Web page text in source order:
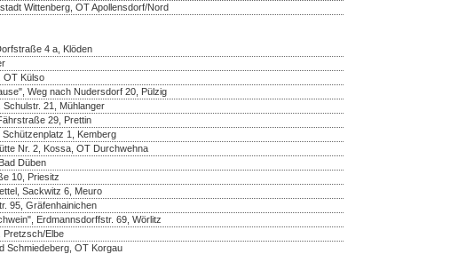
Wittenberg, OT Apollensdorf/Nord
4 a, Klöden
OT Külso
Weg nach Nudersdorf 20, Pülzig
21, Mühlanger
29, Prettin
1, Kemberg
Nr. 2, Kossa, OT Durchwehna
Düben
10, Priesitz
Sackwitz 6, Meuro
95, Gräfenhainichen
Erdmannsdorffstr. 69, Wörlitz
Pretzsch/Elbe
Schmiedeberg, OT Korgau